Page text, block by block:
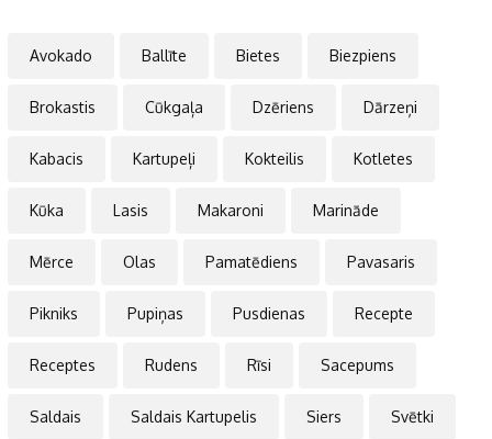
Avokado Ballīte Bietes Biezpiens
Brokastis Cūkgaļa Dzēriens Dārzeņi
Kabacis Kartupeļi Kokteilis Kotletes
Kūka Lasis Makaroni Marināde
Mērce Olas Pamatēdiens Pavasaris
Pikniks Pupiņas Pusdienas Recepte
Receptes Rudens Rīsi Sacepums
Saldais Saldais Kartupelis Siers Svētki